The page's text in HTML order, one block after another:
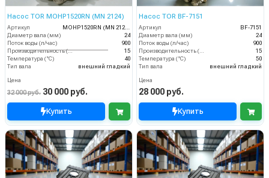
Насос TOR MOHP1520RN (MN 2124)
Артикул
MOHP1520RN (MN 2124)
Диаметр вала (мм)
24
Поток воды (л/час)
900
Производительность (л/мин)
15
Температура (°C)
40
Тип вала
внешний гладкий
Цена
32 000 руб. 30 000 руб.
Купить
Насос TOR BF-7151
Артикул
BF-7151
Диаметр вала (мм)
24
Поток воды (л/час)
900
Производительность (л/мин)
15
Температура (°C)
50
Тип вала
внешний гладкий
Цена
28 000 руб.
Купить